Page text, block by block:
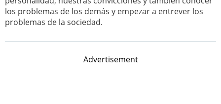
los problemas de los demás y empezar a entrever los
problemas de la sociedad.
Advertisement